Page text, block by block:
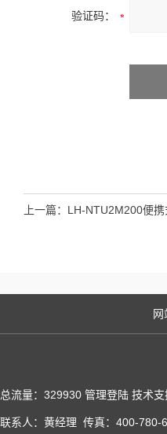
验证码：
上一篇： LH-NTU2M200便
网
总流量：329930 管理登陆 技术支
联系人：黄经理 传真：400-780-